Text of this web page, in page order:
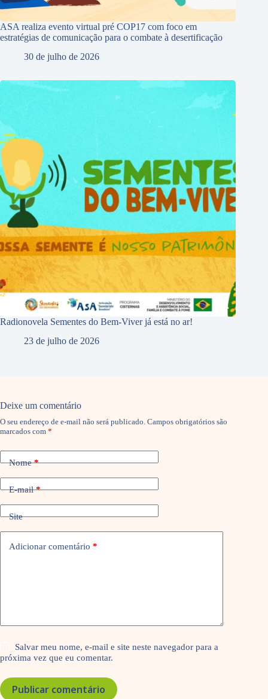
ASA realiza evento virtual pré COP17 com foco em
estratégias de comunicação para o combate à desertificação
30 de julho de 2026
Radionovela Sementes do Bem-Viver já está no ar!
23 de julho de 2026
Deixe um comentário
O seu endereço de e-mail não será publicado. Campos obrigatórios são
marcados com *
Nome*
E-mail*
Site
Adicionar comentário *
Salvar meu nome, e-mail e site neste navegador para a
próxima vez que eu comentar.
Publicar comentário